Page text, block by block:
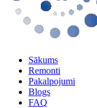
Sākums
Remonti
Pakalpojumi
Blogs
FAQ